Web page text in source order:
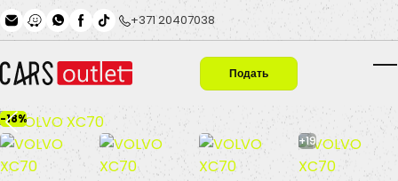
Skip to main content+371 20407038
Подать
заявку
-18%
+19